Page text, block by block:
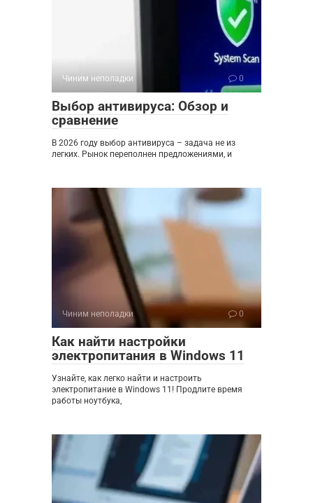
Чиним неполадки 0
Выбор антивируса: Обзор и
сравнение
В 2026 году выбор антивируса – задача не из
легких. Рынок переполнен предложениями, и
Чиним неполадки 0
Как найти настройки
электропитания в Windows 11
Узнайте, как легко найти и настроить
электропитание в Windows 11! Продлите время
работы ноутбука,